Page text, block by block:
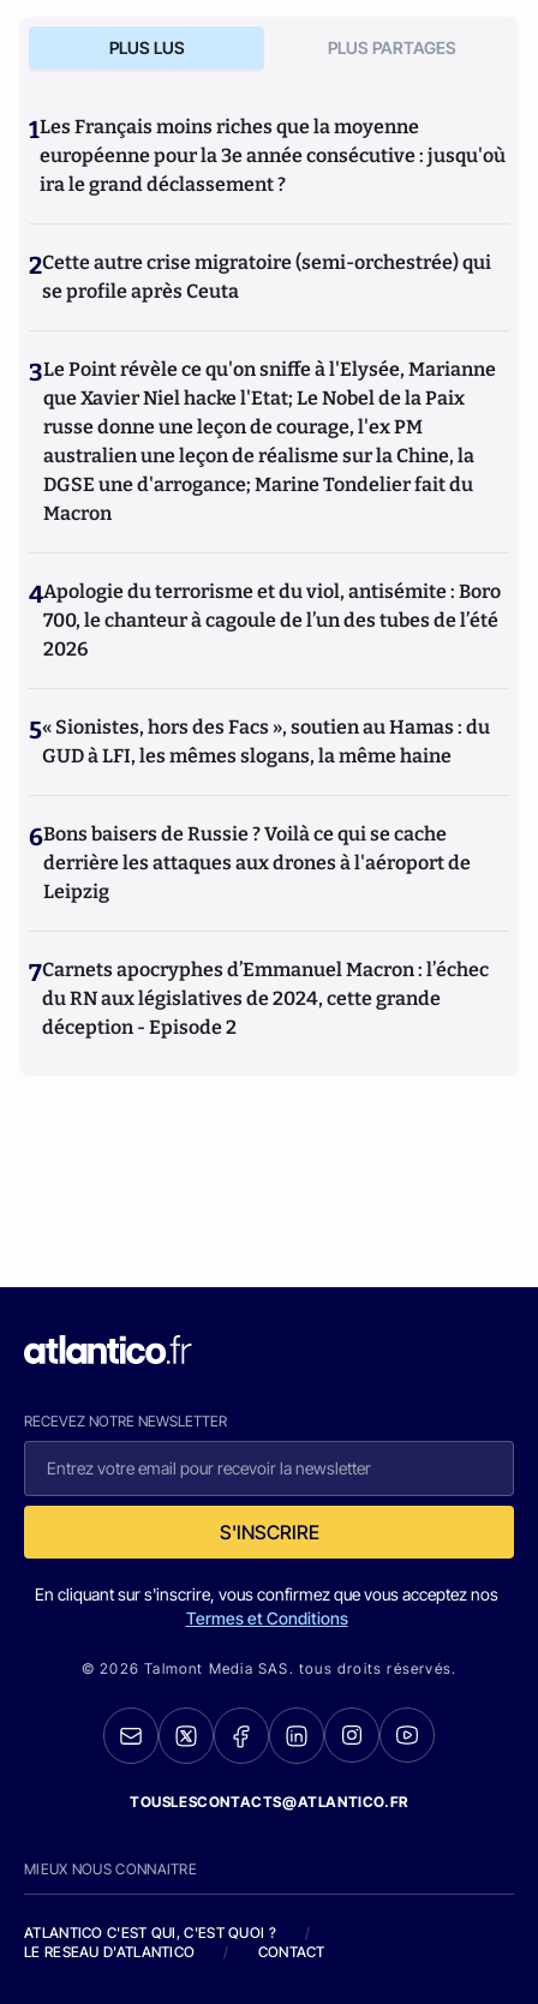
PLUS LUS PLUS PARTAGES
1Les Français moins riches que la moyenne
européenne pour la 3e année consécutive : jusqu'où
ira le grand déclassement ?
2Cette autre crise migratoire (semi-orchestrée) qui
se profile après Ceuta
3Le Point révèle ce qu'on sniffe à l'Elysée, Marianne
que Xavier Niel hacke l'Etat; Le Nobel de la Paix
russe donne une leçon de courage, l'ex PM
australien une leçon de réalisme sur la Chine, la
DGSE une d'arrogance; Marine Tondelier fait du
Macron
4Apologie du terrorisme et du viol, antisémite : Boro
700, le chanteur à cagoule de l’un des tubes de l’été
2026
5« Sionistes, hors des Facs », soutien au Hamas : du
GUD à LFI, les mêmes slogans, la même haine
6Bons baisers de Russie ? Voilà ce qui se cache
derrière les attaques aux drones à l'aéroport de
Leipzig
7Carnets apocryphes d’Emmanuel Macron : l’échec
du RN aux législatives de 2024, cette grande
déception - Episode 2
RECEVEZ NOTRE NEWSLETTER
S'INSCRIRE
En cliquant sur s'inscrire, vous confirmez que vous acceptez nos
Termes et Conditions
© 2026 Talmont Media SAS. tous droits réservés.
TOUSLESCONTACTS@ATLANTICO.FR
MIEUX NOUS CONNAITRE
ATLANTICO C'EST QUI, C'EST QUOI ?
/
LE RESEAU D'ATLANTICO
/ CONTACT